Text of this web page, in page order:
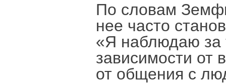
По словам
нее часто
«Я наблюдаю за
зависимости от
от общения с